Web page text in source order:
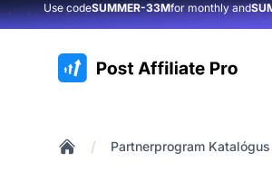
Use codeSUMMER-33Mfor monthly and
:site.title
/ Partnerprogram Katalógus